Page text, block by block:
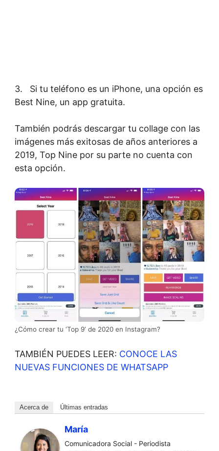
3. Si tu teléfono es un iPhone, una opción es
Best Nine, un app gratuita.
También podrás descargar tu collage con las
imágenes más exitosas de años anteriores a
2019, Top Nine por su parte no cuenta con
esta opción.
¿Cómo crear tu ‘Top 9’ de 2020 en Instagram?
TAMBIÉN PUEDES LEER: CONOCE LAS
NUEVAS FUNCIONES DE WHATSAPP
Acerca de Últimas entradas
María
Comunicadora Social - Periodista